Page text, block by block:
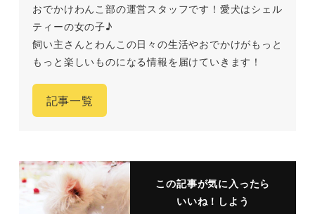
おでかけわんこ部の運営スタッフです！愛犬はシェル
ティーの女の子♪
飼い主さんとわんこの日々の生活やおでかけがもっと
もっと楽しいものになる情報を届けていきます！
記事一覧
この記事が気に入ったら
いいね！しよう